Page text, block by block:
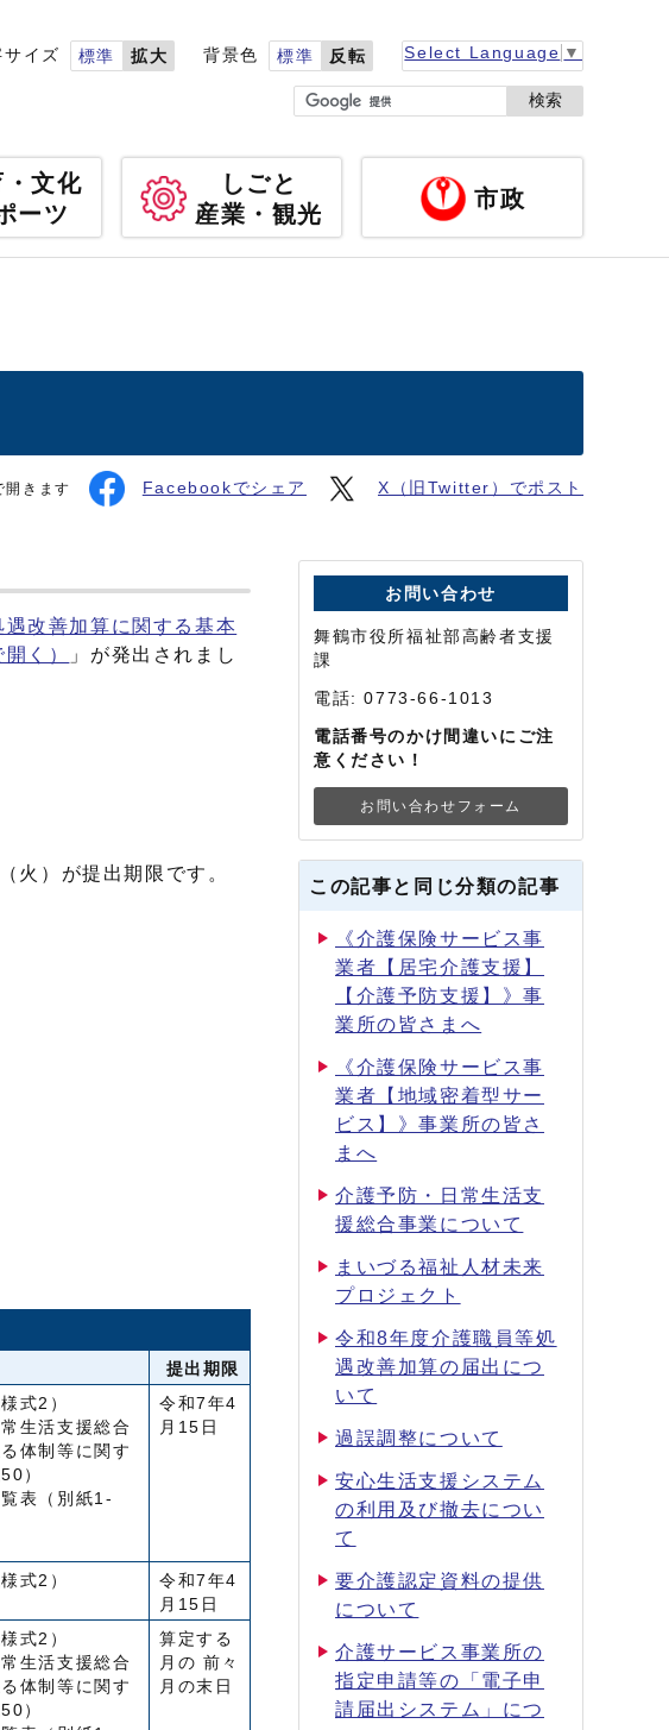
サイズ 標準 拡大 背景色 標準 反転 Select Language ▼
検索
文化
ーツ
しごと
産業・観光
市政
開きます Facebookでシェア X（旧Twitter）でポスト
改善加算に関する基本
く）
」が発出されまし
）が提出期限です。
提出期限
式2）
生活支援総合
体制等に関す
）
表（別紙1-
令和7年4
月15日
式2）
令和7年4
月15日
式2）
生活支援総合
体制等に関す
）
算定する
月の 前々
月の末日
お問い合わせ
舞鶴市役所福祉部高齢者支援
課
電話: 0773-66-1013
電話番号のかけ間違いにご注
意ください！
お問い合わせフォーム
この記事と同じ分類の記事
《介護保険サービス事
業者【居宅介護支援】
【介護予防支援】》事
業所の皆さまへ
《介護保険サービス事
業者【地域密着型サー
ビス】》事業所の皆さ
まへ
介護予防・日常生活支
援総合事業について
まいづる福祉人材未来
プロジェクト
令和8年度介護職員等処
遇改善加算の届出につ
いて
過誤調整について
安心生活支援システム
の利用及び撤去につい
て
要介護認定資料の提供
について
介護サービス事業所の
指定申請等の「電子申
請届出システム」につ